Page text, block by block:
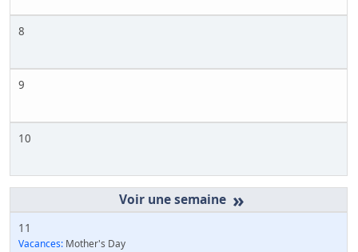
8
9
10
»
11
Vacances: Mother's Day